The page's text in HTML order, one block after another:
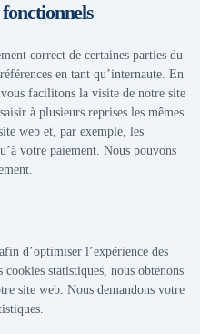
correct de certaines parties du
en tant qu’internaute. En
facilitons la visite de notre site
à plusieurs reprises les mêmes
web et, par exemple, les
votre paiement. Nous pouvons
d’optimiser l’expérience des
statistiques, nous obtenons
site web. Nous demandons votre